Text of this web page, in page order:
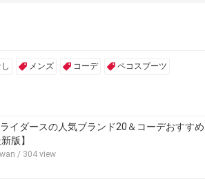
メンズ コーデ ペコスブーツ
イダースの人気ブランド20＆コーデおすすめ
版】
/ 304 view